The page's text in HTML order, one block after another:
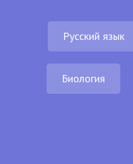
Русский язык
Биология